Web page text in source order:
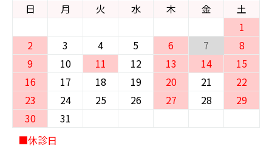
日 月 火 水 木 金
土
1
2
3 4 5 6 7
8
9
10 11 12 13 14
15
16
17 18 19 20 21
22
23
24 25 26 27 28
29
30
31
■休診日